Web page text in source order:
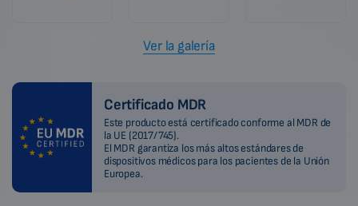
Ver la galería
Certificado MDR
Este producto está certificado conforme al MDR de
la UE (2017/745).
El MDR garantiza los más altos estándares de
dispositivos médicos para los pacientes de la Unión
Europea.